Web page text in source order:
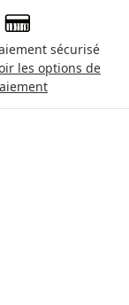
sécurisé
les options de